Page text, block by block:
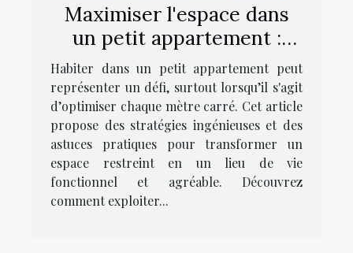
Maximiser l'espace dans
un petit appartement :
stratégies et astuces
Habiter dans un petit appartement peut
représenter un défi, surtout lorsqu’il s'agit
d’optimiser chaque mètre carré. Cet article
propose des stratégies ingénieuses et des
astuces pratiques pour transformer un
espace restreint en un lieu de vie
fonctionnel et agréable. Découvrez
comment exploiter...